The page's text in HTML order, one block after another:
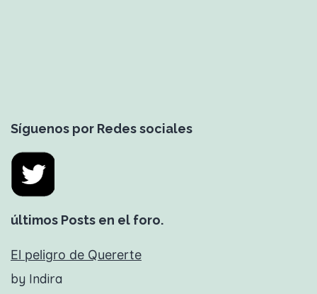
Síguenos por Redes sociales
últimos Posts en el foro.
El peligro de Quererte
by Indira